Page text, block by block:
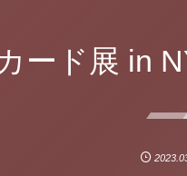
ード展 in